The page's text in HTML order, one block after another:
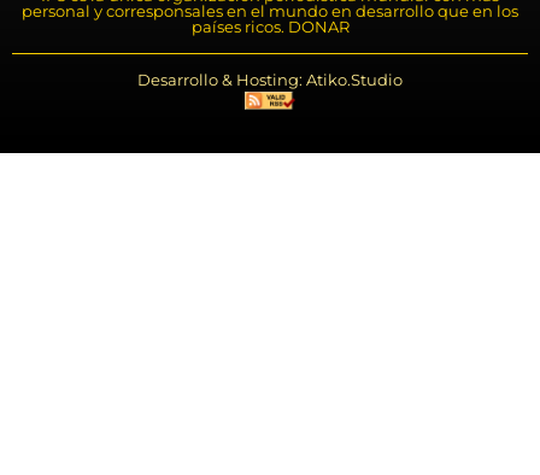
personal y corresponsales en el mundo en desarrollo que en los
países ricos. DONAR
Desarrollo & Hosting: Atiko.Studio